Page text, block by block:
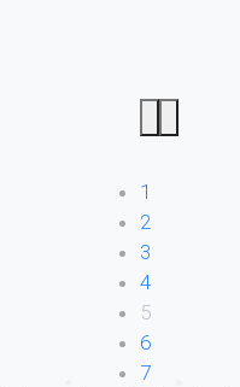
1
2
3
4
5
6
7